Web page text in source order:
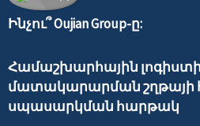
Ինչու՞ Oujian Group-ը:
Համաշխարհային
մատակարարման շղթայի
սպասարկման հարթակ